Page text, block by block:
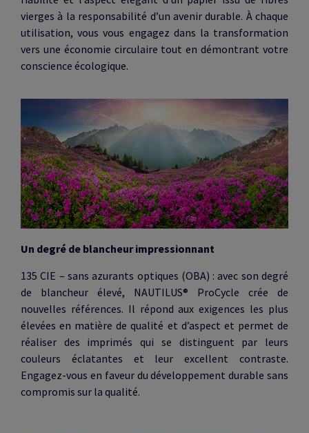
vierges à la responsabilité d’un avenir durable. À chaque
utilisation, vous vous engagez dans la transformation
vers une économie circulaire tout en démontrant votre
conscience écologique.
Un degré de blancheur impressionnant
135 CIE – sans azurants optiques (OBA) : avec son degré
de blancheur élevé, NAUTILUS® ProCycle crée de
nouvelles références. Il répond aux exigences les plus
élevées en matière de qualité et d’aspect et permet de
réaliser des imprimés qui se distinguent par leurs
couleurs éclatantes et leur excellent contraste.
Engagez-vous en faveur du développement durable sans
compromis sur la qualité.